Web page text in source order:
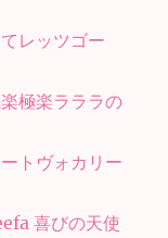
レッツゴー
極楽ラララの
トヴォカリー
喜びの天使